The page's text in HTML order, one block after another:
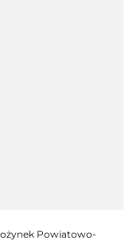
Powiatowo-